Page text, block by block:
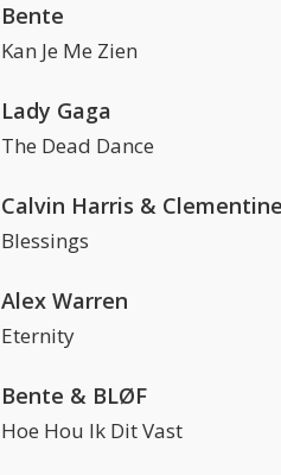
Bente
Kan Je Me Zien
Lady Gaga
The Dead Dance
Calvin Harris &
Blessings
Alex Warren
Eternity
Bente & BLØF
Hoe Hou Ik Dit Vast